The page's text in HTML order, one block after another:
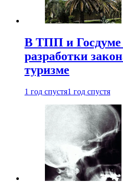
В ТПП и Госдуме
разработки
туризме
1 год спустя1 год спустя